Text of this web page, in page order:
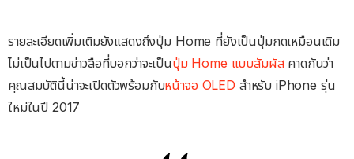
รายละเอียดเพิ่มเติมยังแสดงถึงปุ่ม Home ที่ยังเป็นปุ่มกดเหมือนเดิม
ไม่เป็นไปตามข่าวลือที่บอกว่าจะเป็นปุ่ม Home แบบสัมผัสคาดกันว่า
คุณสมบัตินี้น่าจะเปิดตัวพร้อมกับหน้าจอ OLED สำหรับ iPhone รุ่น
ใหม่ในปี 2017